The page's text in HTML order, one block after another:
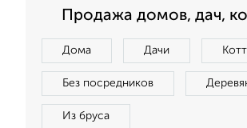
Продажа домов, дач,
Дома Дачи
Без посредников
Из бруса